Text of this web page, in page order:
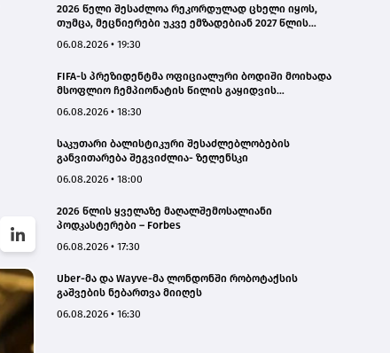
2026 წელი შესაძლოა რეკორდულად ცხელი იყოს,
თუმცა, მეცნიერები უკვე ემზადებიან 2027 წლის
06.08.2026 • 19:30
FIFA-ს პრეზიდენტმა ოფიციალური ბოდიში მოიხადა
მსოფლიო ჩემპიონატის წილის გაყიდვის
06.08.2026 • 18:30
საკუთარი ბალისტიკური შესაძლებლობების
განვითარება შეგვიძლია- ზელენსკი
06.08.2026 • 18:00
2026 წლის ყველაზე მაღალშემოსალიანი
პოდკასტერები – Forbes
06.08.2026 • 17:30
Uber-მა და Wayve-მა ლონდონში რობოტაქსის
გაშვების ნებართვა მიიღეს
06.08.2026 • 16:30